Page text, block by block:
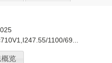
1100/69...
览